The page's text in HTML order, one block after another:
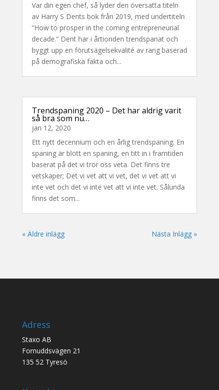
Var din egen chef, så lyder den översatta titeln
av Harry S Dents bok från 2019, med undertiteln
“How to prosper in the coming entrepreneurial
decade.” Dent har i årtionden trendspanat och
byggt upp en förutsägelsekvalité av rang baserad
på demografiska fakta och...
Trendspaning 2020 – Det har aldrig varit
så bra som nu…
jan 12, 2020
Ett nytt decennium och en årlig trendspaning. En
spaning är blott en spaning, en titt in i framtiden
baserat på det vi tror oss veta. Det finns tre
vetskaper; Det vi vet att vi vet, det vi vet att vi
inte vet och det vi inte vet att vi inte vet. Sålunda
finns det som...
« Äldre inlägg Nästa Inlägg »
Adress
Staxo AB
Fornuddsvägen 21
135 52 Tyresö